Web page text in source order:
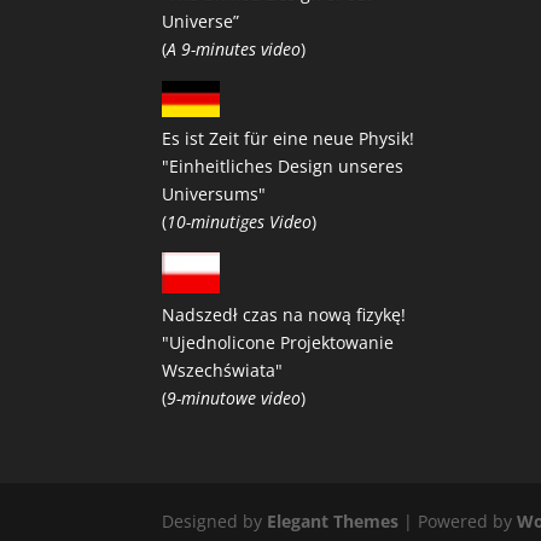
Universe”
(A 9-minutes video)
Es ist Zeit für eine neue Physik!
"Einheitliches Design unseres
Universums"
(10-minutiges Video)
Nadszedł czas na nową fizykę!
"Ujednolicone Projektowanie
Wszechświata"
(9-minutowe video)
Designed by Elegant Themes | Powered by